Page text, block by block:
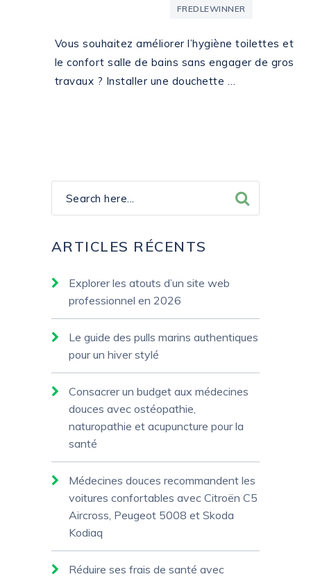
FREDLEWINNER
Vous souhaitez améliorer l’hygiène toilettes et
le confort salle de bains sans engager de gros
travaux ? Installer une douchette …
ARTICLES RÉCENTS
Explorer les atouts d’un site web
professionnel en 2026
Le guide des pulls marins authentiques
pour un hiver stylé
Consacrer un budget aux médecines
douces avec ostéopathie,
naturopathie et acupuncture pour la
santé
Médecines douces recommandent les
voitures confortables avec Citroën C5
Aircross, Peugeot 5008 et Skoda
Kodiaq
Réduire ses frais de santé avec